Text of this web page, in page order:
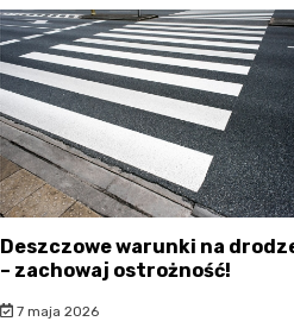
Deszczowe warunki na
– zachowaj ostrożność!
7 maja 2026